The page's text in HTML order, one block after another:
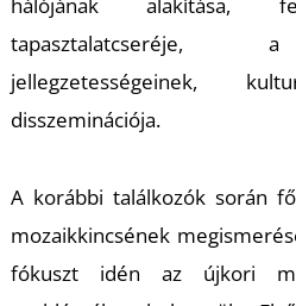
hálójának alakítása,
tapasztalatcseréje,
jellegzetességeinek,
disszeminációja.
A korábbi találkozók során
mozaikkincsének
fókuszt idén az újkori